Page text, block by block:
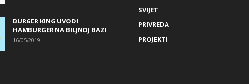
BURGER KING UVODI
HAMBURGER NA BILJNOJ BAZI
16/05/2019
SVIJET
PRIVREDA
PROJEKTI